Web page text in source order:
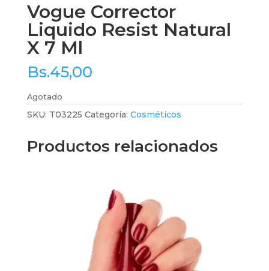
Vogue Corrector
Liquido Resist Natural
X 7 Ml
Bs.45,00
Agotado
SKU: T03225 Categoría: Cosméticos
Productos relacionados